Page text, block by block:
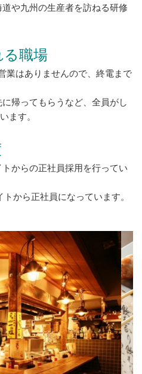
や九州の生産者を訪ねる研修
職場
業はありませんので、終電まで
帰ってもらうなど、全員がし
ます。
からの正社員採用を行ってい
から正社員になっています。